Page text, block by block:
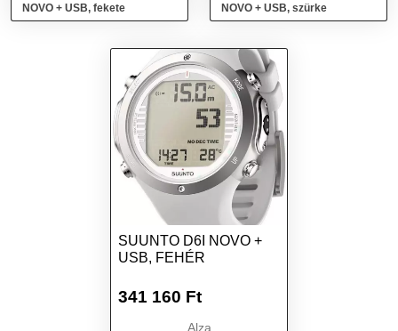
NOVO + USB, fekete
NOVO + USB, szürke
SUUNTO D6I NOVO +
USB, FEHÉR
341 160 Ft
Alza